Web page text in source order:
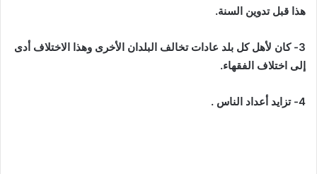
هذا قبل تدوين السنة.
3- كان لأهل كل بلد عادات تخالف البلدان الأخرى وهذا الاختلاف أدى
إلى اختلاف الفقهاء.
4- تزايد أعداد الناس .